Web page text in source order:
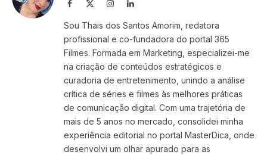
Facebook InstagramLinkedIn
Sou Thais dos Santos Amorim, redatora
profissional e co-fundadora do portal 365
Filmes. Formada em Marketing, especializei-me
na criação de conteúdos estratégicos e
curadoria de entretenimento, unindo a análise
crítica de séries e filmes às melhores práticas
de comunicação digital. Com uma trajetória de
mais de 5 anos no mercado, consolidei minha
experiência editorial no portal MasterDica, onde
desenvolvi um olhar apurado para as